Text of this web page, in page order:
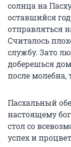
солнца на
оставшийся
отправляться
Считалось
службу. Зато
доберешься
после молебна,
Пасхальный
настоящему
стол со
успех и